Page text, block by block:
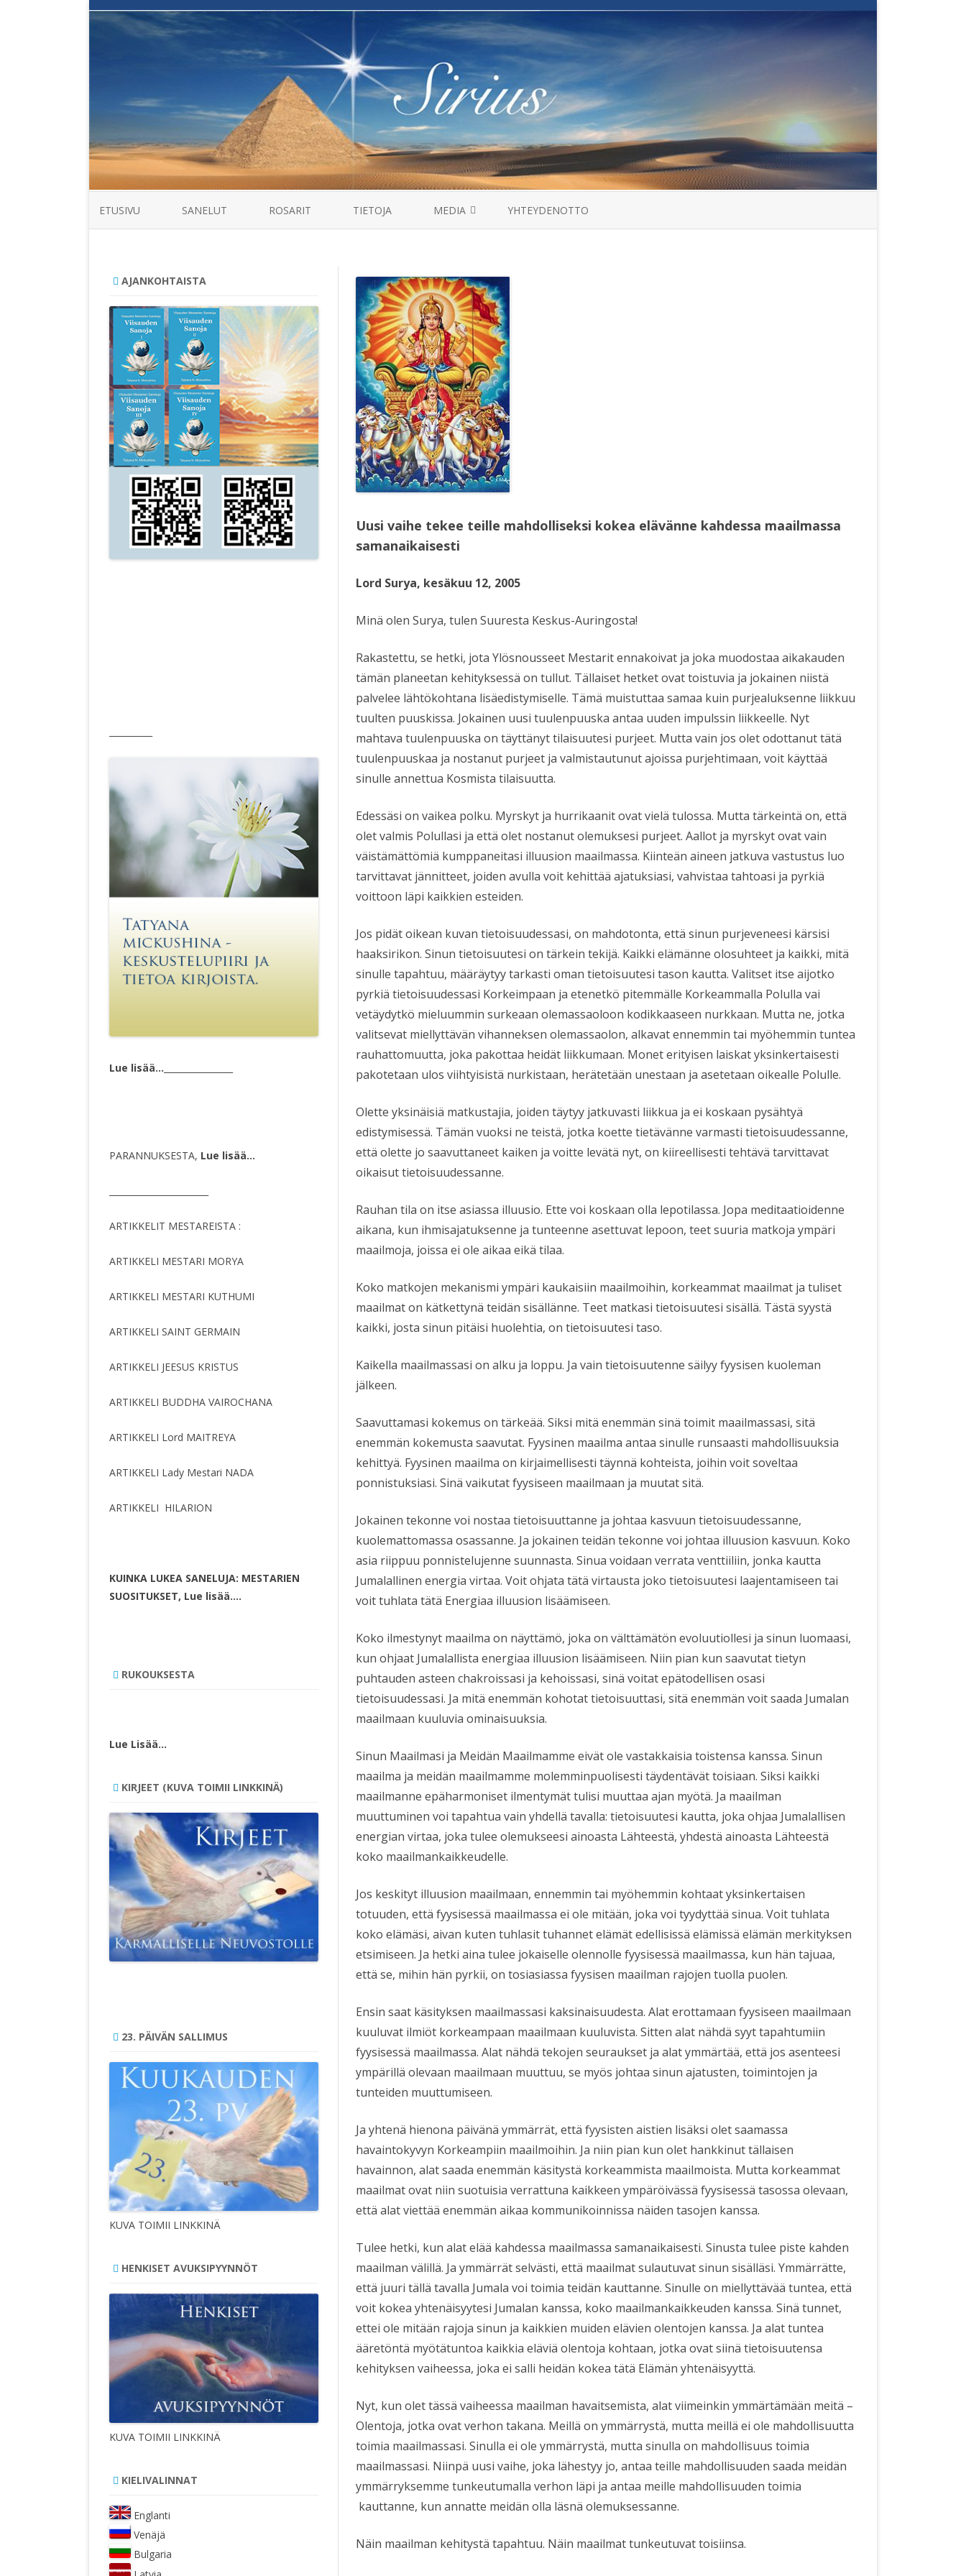
ETUSIVU SANELUT ROSARIT TIETOJA MEDIA
VIDEOT
KIRJAT
YHTEYDENOTTO
Uusi vaihe tekee teille mahdolliseksi kokea elävänne kahdessa maailmassa
samanaikaisesti
Lord Surya, kesäkuu 12, 2005
Minä olen Surya, tulen Suuresta Keskus-Auringosta!
Rakastettu, se hetki, jota Ylösnousseet Mestarit ennakoivat ja joka muodostaa aikakauden
tämän planeetan kehityksessä on tullut. Tällaiset hetket ovat toistuvia ja jokainen niistä
palvelee lähtökohtana lisäedistymiselle. Tämä muistuttaa samaa kuin purjealuksenne liikkuu
tuulten puuskissa. Jokainen uusi tuulenpuuska antaa uuden impulssin liikkeelle. Nyt
mahtava tuulenpuuska on täyttänyt tilaisuutesi purjeet. Mutta vain jos olet odottanut tätä
tuulenpuuskaa ja nostanut purjeet ja valmistautunut ajoissa purjehtimaan, voit käyttää
sinulle annettua Kosmista tilaisuutta.
Edessäsi on vaikea polku. Myrskyt ja hurrikaanit ovat vielä tulossa. Mutta tärkeintä on, että
olet valmis Polullasi ja että olet nostanut olemuksesi purjeet. Aallot ja myrskyt ovat vain
väistämättömiä kumppaneitasi illuusion maailmassa. Kiinteän aineen jatkuva vastustus luo
tarvittavat jännitteet, joiden avulla voit kehittää ajatuksiasi, vahvistaa tahtoasi ja pyrkiä
voittoon läpi kaikkien esteiden.
Jos pidät oikean kuvan tietoisuudessasi, on mahdotonta, että sinun purjeveneesi kärsisi
haaksirikon. Sinun tietoisuutesi on tärkein tekijä. Kaikki elämänne olosuhteet ja kaikki, mitä
sinulle tapahtuu, määräytyy tarkasti oman tietoisuutesi tason kautta. Valitset itse aijotko
pyrkiä tietoisuudessasi Korkeimpaan ja etenetkö pitemmälle Korkeammalla Polulla vai
vetäydytkö mieluummin surkeaan olemassaoloon kodikkaaseen nurkkaan. Mutta ne, jotka
valitsevat miellyttävän vihanneksen olemassaolon, alkavat ennemmin tai myöhemmin tuntea
rauhattomuutta, joka pakottaa heidät liikkumaan. Monet erityisen laiskat yksinkertaisesti
pakotetaan ulos viihtyisistä nurkistaan, herätetään unestaan ja asetetaan oikealle Polulle.
Olette yksinäisiä matkustajia, joiden täytyy jatkuvasti liikkua ja ei koskaan pysähtyä
edistymisessä. Tämän vuoksi ne teistä, jotka koette tietävänne varmasti tietoisuudessanne,
että olette jo saavuttaneet kaiken ja voitte levätä nyt, on kiireellisesti tehtävä tarvittavat
oikaisut tietoisuudessanne.
Rauhan tila on itse asiassa illuusio. Ette voi koskaan olla lepotilassa. Jopa meditaatioidenne
aikana, kun ihmisajatuksenne ja tunteenne asettuvat lepoon, teet suuria matkoja ympäri
maailmoja, joissa ei ole aikaa eikä tilaa.
Koko matkojen mekanismi ympäri kaukaisiin maailmoihin, korkeammat maailmat ja tuliset
maailmat on kätkettynä teidän sisällänne. Teet matkasi tietoisuutesi sisällä. Tästä syystä
kaikki, josta sinun pitäisi huolehtia, on tietoisuutesi taso.
Kaikella maailmassasi on alku ja loppu. Ja vain tietoisuutenne säilyy fyysisen kuoleman
jälkeen.
Saavuttamasi kokemus on tärkeää. Siksi mitä enemmän sinä toimit maailmassasi, sitä
enemmän kokemusta saavutat. Fyysinen maailma antaa sinulle runsaasti mahdollisuuksia
kehittyä. Fyysinen maailma on kirjaimellisesti täynnä kohteista, joihin voit soveltaa
ponnistuksiasi. Sinä vaikutat fyysiseen maailmaan ja muutat sitä.
Jokainen tekonne voi nostaa tietoisuuttanne ja johtaa kasvuun tietoisuudessanne,
kuolemattomassa osassanne. Ja jokainen teidän tekonne voi johtaa illuusion kasvuun. Koko
asia riippuu ponnistelujenne suunnasta. Sinua voidaan verrata venttiiliin, jonka kautta
Jumalallinen energia virtaa. Voit ohjata tätä virtausta joko tietoisuutesi laajentamiseen tai
voit tuhlata tätä Energiaa illuusion lisäämiseen.
Koko ilmestynyt maailma on näyttämö, joka on välttämätön evoluutiollesi ja sinun luomaasi,
kun ohjaat Jumalallista energiaa illuusion lisäämiseen. Niin pian kun saavutat tietyn
puhtauden asteen chakroissasi ja kehoissasi, sinä voitat epätodellisen osasi
tietoisuudessasi. Ja mitä enemmän kohotat tietoisuuttasi, sitä enemmän voit saada Jumalan
maailmaan kuuluvia ominaisuuksia.
Sinun Maailmasi ja Meidän Maailmamme eivät ole vastakkaisia toistensa kanssa. Sinun
maailma ja meidän maailmamme molemminpuolisesti täydentävät toisiaan. Siksi kaikki
maailmanne epäharmoniset ilmentymät tulisi muuttaa ajan myötä. Ja maailman
muuttuminen voi tapahtua vain yhdellä tavalla: tietoisuutesi kautta, joka ohjaa Jumalallisen
energian virtaa, joka tulee olemukseesi ainoasta Lähteestä, yhdestä ainoasta Lähteestä
koko maailmankaikkeudelle.
Jos keskityt illuusion maailmaan, ennemmin tai myöhemmin kohtaat yksinkertaisen
totuuden, että fyysisessä maailmassa ei ole mitään, joka voi tyydyttää sinua. Voit tuhlata
koko elämäsi, aivan kuten tuhlasit tuhannet elämät edellisissä elämissä elämän merkityksen
etsimiseen. Ja hetki aina tulee jokaiselle olennolle fyysisessä maailmassa, kun hän tajuaa,
että se, mihin hän pyrkii, on tosiasiassa fyysisen maailman rajojen tuolla puolen.
Ensin saat käsityksen maailmassasi kaksinaisuudesta. Alat erottamaan fyysiseen maailmaan
kuuluvat ilmiöt korkeampaan maailmaan kuuluvista. Sitten alat nähdä syyt tapahtumiin
fyysisessä maailmassa. Alat nähdä tekojen seuraukset ja alat ymmärtää, että jos asenteesi
ympärillä olevaan maailmaan muuttuu, se myös johtaa sinun ajatusten, toimintojen ja
tunteiden muuttumiseen.
Ja yhtenä hienona päivänä ymmärrät, että fyysisten aistien lisäksi olet saamassa
havaintokyvyn Korkeampiin maailmoihin. Ja niin pian kun olet hankkinut tällaisen
havainnon, alat saada enemmän käsitystä korkeammista maailmoista. Mutta korkeammat
maailmat ovat niin suotuisia verrattuna kaikkeen ympäröivässä fyysisessä tasossa olevaan,
että alat viettää enemmän aikaa kommunikoinnissa näiden tasojen kanssa.
Tulee hetki, kun alat elää kahdessa maailmassa samanaikaisesti. Sinusta tulee piste kahden
maailman välillä. Ja ymmärrät selvästi, että maailmat sulautuvat sinun sisälläsi. Ymmärrätte,
että juuri tällä tavalla Jumala voi toimia teidän kauttanne. Sinulle on miellyttävää tuntea, että
voit kokea yhtenäisyytesi Jumalan kanssa, koko maailmankaikkeuden kanssa. Sinä tunnet,
ettei ole mitään rajoja sinun ja kaikkien muiden elävien olentojen kanssa. Ja alat tuntea
ääretöntä myötätuntoa kaikkia eläviä olentoja kohtaan, jotka ovat siinä tietoisuutensa
kehityksen vaiheessa, joka ei salli heidän kokea tätä Elämän yhtenäisyyttä.
Nyt, kun olet tässä vaiheessa maailman havaitsemista, alat viimeinkin ymmärtämään meitä –
Olentoja, jotka ovat verhon takana. Meillä on ymmärrystä, mutta meillä ei ole mahdollisuutta
toimia maailmassasi. Sinulla ei ole ymmärrystä, mutta sinulla on mahdollisuus toimia
maailmassasi. Niinpä uusi vaihe, joka lähestyy jo, antaa teille mahdollisuuden saada meidän
ymmärryksemme tunkeutumalla verhon läpi ja antaa meille mahdollisuuden toimia
kauttanne, kun annatte meidän olla läsnä olemuksessanne.
Näin maailman kehitystä tapahtuu. Näin maailmat tunkeutuvat toisiinsa.
AJANKOHTAISTA
Lue lisää…
PARANNUKSESTA, Lue lisää…
ARTIKKELIT MESTAREISTA :
ARTIKKELI MESTARI MORYA
ARTIKKELI MESTARI KUTHUMI
ARTIKKELI SAINT GERMAIN
ARTIKKELI JEESUS KRISTUS
ARTIKKELI BUDDHA VAIROCHANA
ARTIKKELI Lord MAITREYA
ARTIKKELI Lady Mestari NADA
ARTIKKELI HILARION
KUINKA LUKEA SANELUJA: MESTARIEN
SUOSITUKSET, Lue lisää….
RUKOUKSESTA
Lue Lisää…
KIRJEET (KUVA TOIMII LINKKINÄ)
23. PÄIVÄN SALLIMUS
KUVA TOIMII LINKKINÄ
HENKISET AVUKSIPYYNNÖT
KUVA TOIMII LINKKINÄ
KIELIVALINNAT
Englanti
Venäjä
Bulgaria